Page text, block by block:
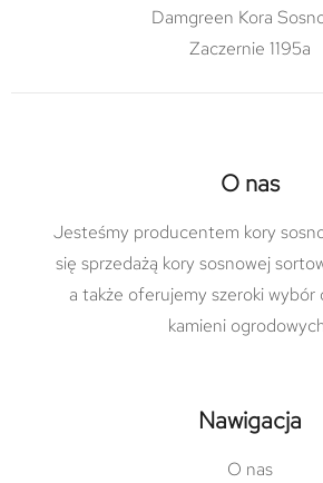
Damgreen Kora
Zaczernie 1195a
O nas
Jesteśmy producentem kory
się sprzedażą kory sosnowej
a także oferujemy szeroki wybór
kamieni
Nawigacja
O nas